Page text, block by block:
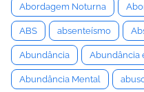
Abordagem Noturna
ABS absenteísmo
Abundância Abundância
Abundância Mental